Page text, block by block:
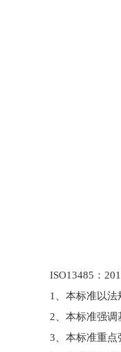
ISO13485：
1、本标准以法
2、本标准强
3、本标准重点